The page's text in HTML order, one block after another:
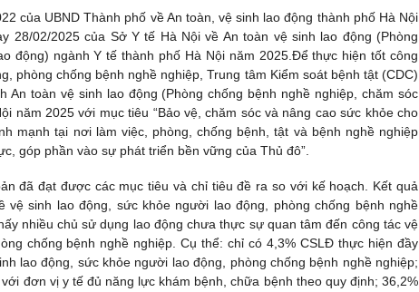
của UBND Thành phố về An toàn, vệ sinh lao động thành phố Hà Nội
28/02/2025 của Sở Y tế Hà Nội về An toàn vệ sinh lao động (Phòng
động) ngành Y tế thành phố Hà Nội năm 2025.Để thực hiện tốt công
phòng chống bệnh nghề nghiệp, Trung tâm Kiểm soát bệnh tật (CDC)
toàn vệ sinh lao động (Phòng chống bệnh nghề nghiệp, chăm sóc
năm 2025 với mục tiêu “Bảo vệ, chăm sóc và nâng cao sức khỏe cho
mạnh tại nơi làm việc, phòng, chống bệnh, tật và bệnh nghề nghiệp
góp phần vào sự phát triển bền vững của Thủ đô”.
đã đạt được các mục tiêu và chỉ tiêu đề ra so với kế hoạch. Kết quả
sinh lao động, sức khỏe người lao động, phòng chống bệnh nghề
nhiều chủ sử dụng lao động chưa thực sự quan tâm đến công tác vệ
chống bệnh nghề nghiệp. Cụ thể: chỉ có 4,3% CSLĐ thực hiện đầy
lao động, sức khỏe người lao động, phòng chống bệnh nghề nghiệp;
đơn vị y tế đủ năng lực khám bệnh, chữa bệnh theo quy định; 36,2%